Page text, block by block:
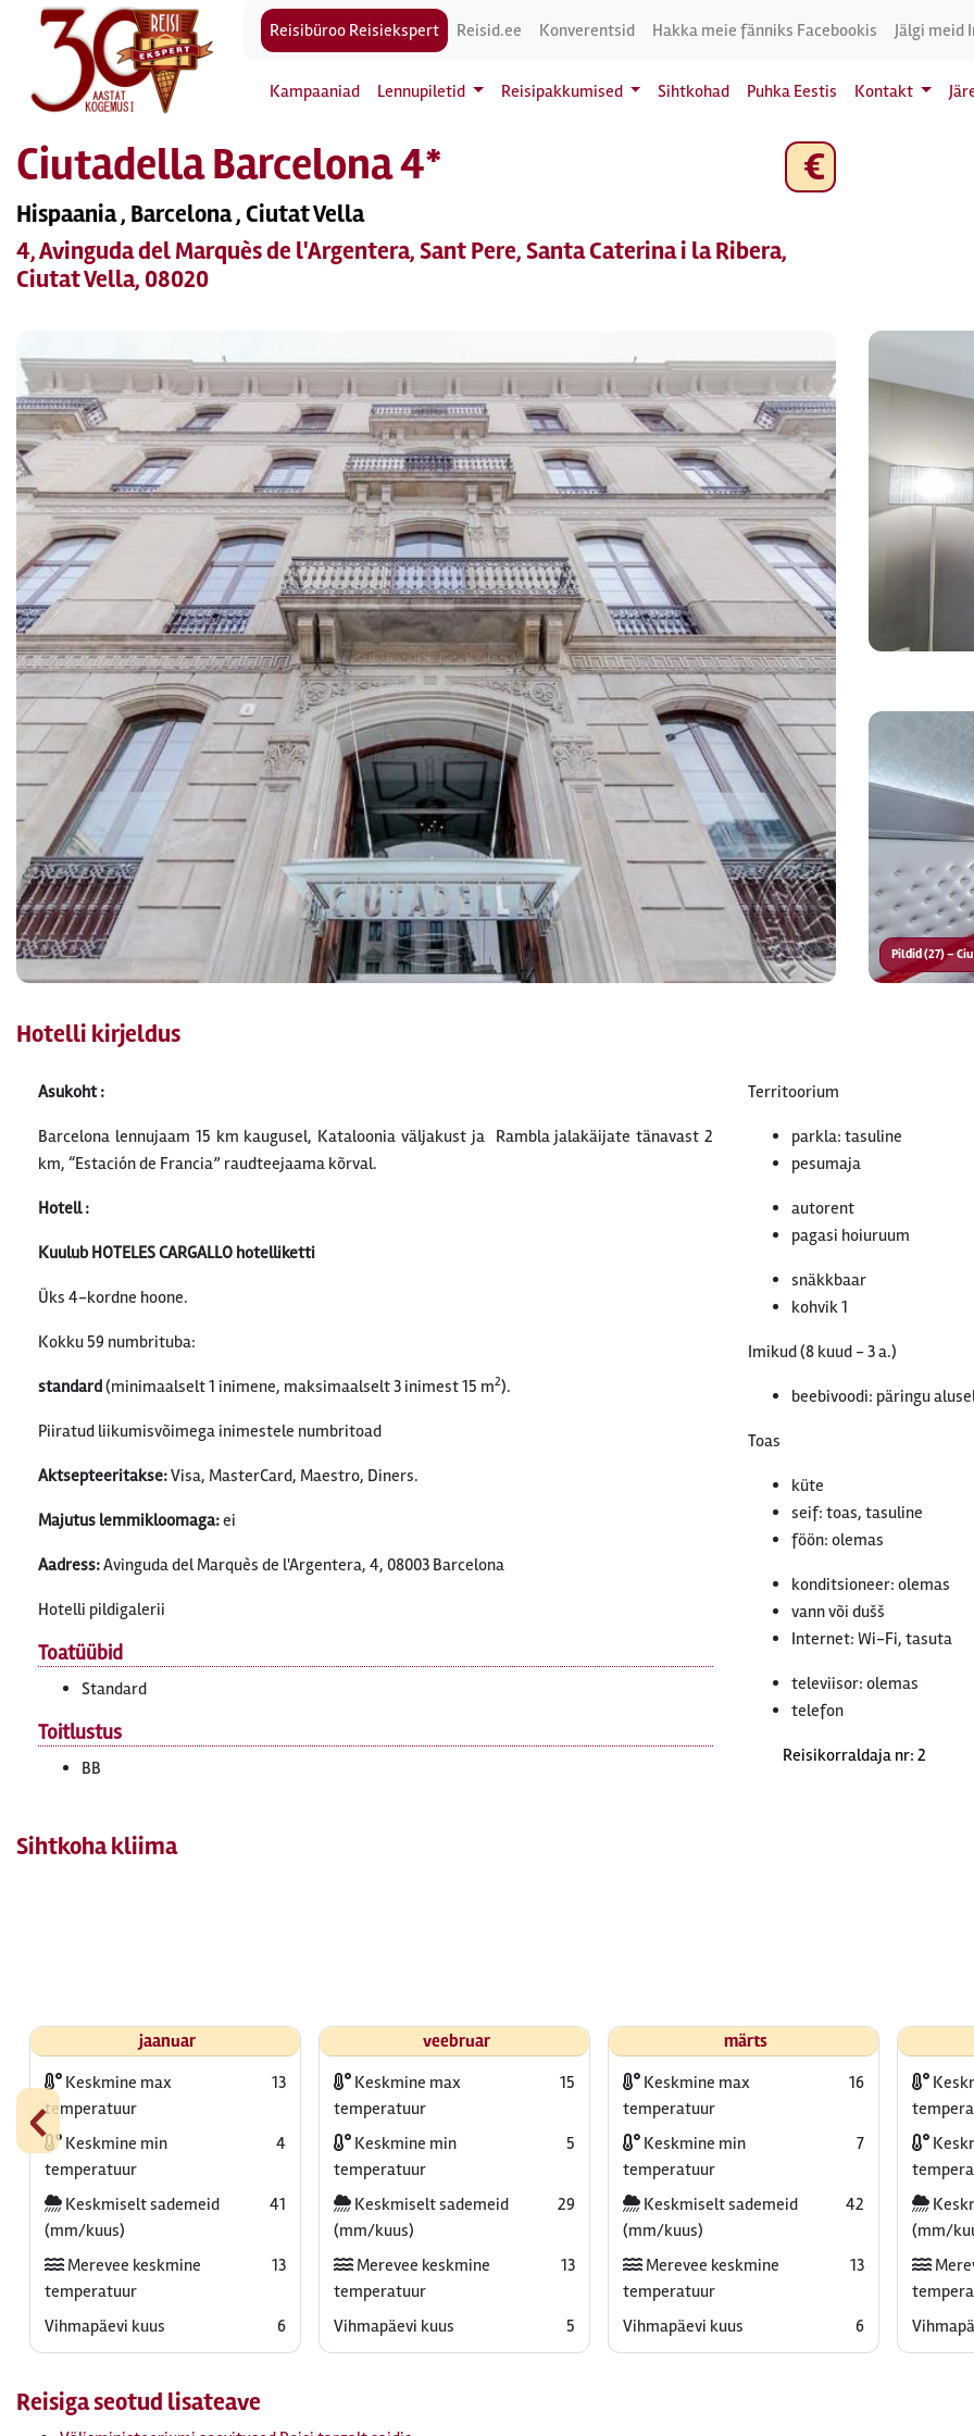
Reisibüroo Reisiekspert Reisid.ee Konverentsid Hakka meie fänniks Facebookis Jälgi meid
Kampaaniad Lennupiletid Reisipakkumised Sihtkohad Puhka Eestis Kontakt
Ciutadella Barcelona 4*
Hispaania , Barcelona , Ciutat Vella
4, Avinguda del Marquès de l'Argentera, Sant Pere, Santa Caterina i la Ribera,
Ciutat Vella, 08020
€
Pildid (27) –
Hotelli kirjeldus
Asukoht :
Barcelona lennujaam 15 km kaugusel, Kataloonia väljakust ja Rambla jalakäijate tänavast 2
km, “Estación de Francia” raudteejaama kõrval.
Hotell :
Kuulub HOTELES CARGALLO hotelliketti
Üks 4-kordne hoone.
Kokku 59 numbrituba:
standard(minimaalselt 1 inimene, maksimaalselt 3 inimest 15 m2).
Piiratud liikumisvõimega inimestele numbritoad
Aktsepteeritakse:Visa, MasterCard, Maestro, Diners.
Majutus lemmikloomaga:ei
Aadress:Avinguda del Marquès de l'Argentera, 4, 08003 Barcelona
Hotelli pildigalerii
Toatüübid
Standard
Toitlustus
BB
Territoorium
parkla: tasuline
pesumaja
autorent
pagasi hoiuruum
snäkkbaar
kohvik 1
Imikud (8 kuud - 3 a.)
beebivoodi: päringu
Toas
küte
seif: toas, tasuline
föön: olemas
konditsioneer: olemas
vann või dušš
Internet: Wi-Fi, tasuta
televiisor: olemas
telefon
Reisikorraldaja nr: 2
Sihtkoha kliima
‹
jaanuar
Keskmine max
temperatuur
13
Keskmine min
temperatuur
4
Keskmiselt sademeid
(mm/kuus)
41
Merevee keskmine
temperatuur
13
Vihmapäevi kuus 6
veebruar
Keskmine max
temperatuur
15
Keskmine min
temperatuur
5
Keskmiselt sademeid
(mm/kuus)
29
Merevee keskmine
temperatuur
13
Vihmapäevi kuus 5
märts
Keskmine max
temperatuur
16
Keskmine min
temperatuur
7
Keskmiselt sademeid
(mm/kuus)
42
Merevee keskmine
temperatuur
13
Vihmapäevi kuus 6
(mm/
Reisiga seotud lisateave